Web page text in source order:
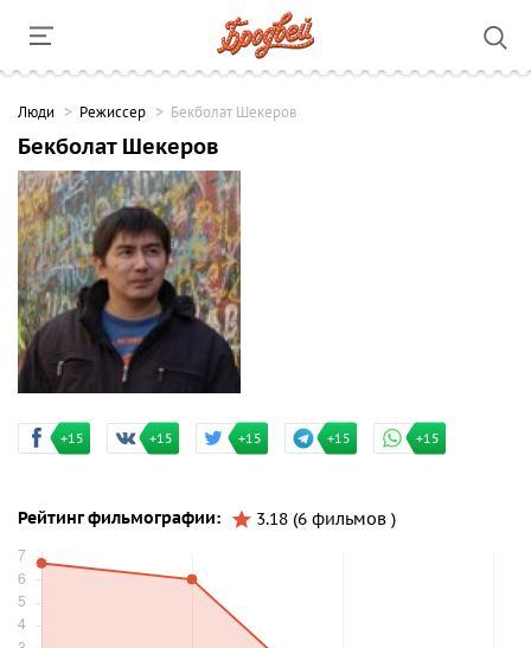
Люди Режиссер Бекболат Шекеров
Бекболат Шекеров
+15 +15 +15 +15 +15
Рейтинг фильмографии: 3.18 (6 фильмов )